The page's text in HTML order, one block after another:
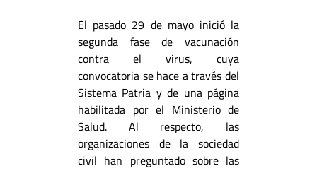
El pasado 29 de mayo inició la
segunda fase de vacunación
contra el virus, cuya
convocatoria se hace a través del
Sistema Patria y de una página
habilitada por el Ministerio de
Salud. Al respecto, las
organizaciones de la sociedad
civil han preguntado sobre las